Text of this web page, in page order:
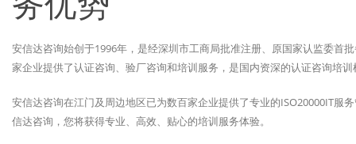
安信达咨询始创于1996年，是经深圳市工商局批准注册、原国家认监委首
家企业提供了认证咨询、验厂咨询和培训服务，是国内资深的认证咨询培训
安信达咨询在江门及周边地区已为数百家企业提供了专业的ISO20000IT服
信达咨询，您将获得专业、高效、贴心的培训服务体验。